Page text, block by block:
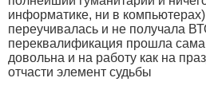
информатике, ни в
переучивалась и не
переквалификация прошла
довольна и на работу как на
отчасти элемент судьбы